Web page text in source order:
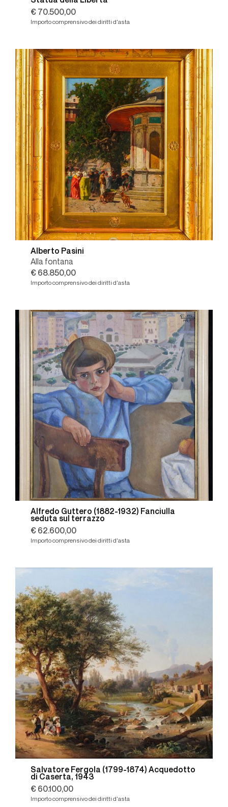
€ 70.500,00
Importo comprensivo dei diritti d'asta
Alberto Pasini
Alla fontana
€ 68.850,00
Importo comprensivo dei diritti d'asta
Alfredo Guttero (1882-1932) Fanciulla
seduta sul terrazzo
€ 62.600,00
Importo comprensivo dei diritti d'asta
Salvatore Fergola (1799-1874) Acquedotto
di Caserta, 1943
€ 60.100,00
Importo comprensivo dei diritti d'asta